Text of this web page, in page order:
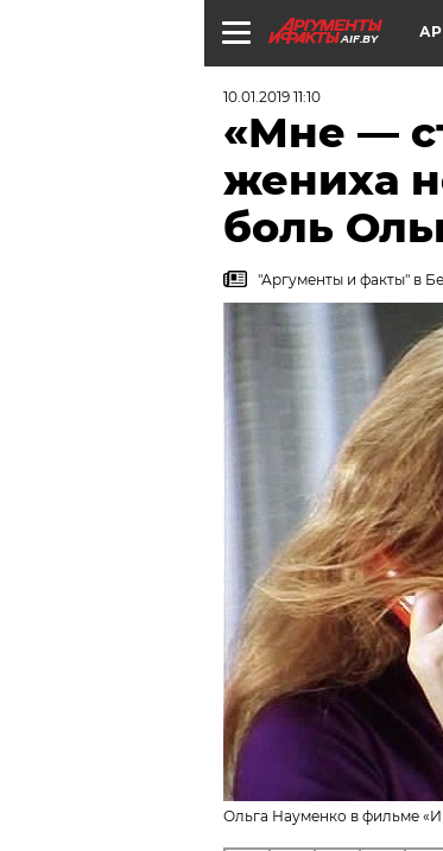
AIF.BY
10.01.2019 11:10
«Мне —
жениха
боль
"Аргументы и факты" в
Ольга Науменко в фильме